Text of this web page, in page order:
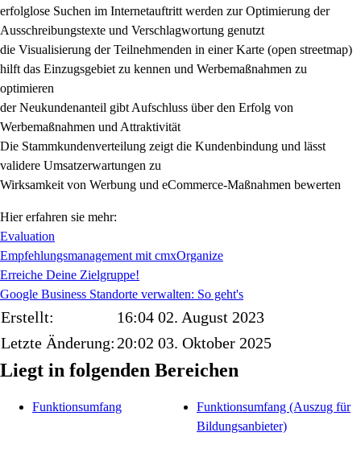
erfolglose Suchen im Internetauftritt werden zur Optimierung der
Ausschreibungstexte und Verschlagwortung genutzt
die Visualisierung der Teilnehmenden in einer Karte (open streetmap)
hilft das Einzugsgebiet zu kennen und Werbemaßnahmen zu
optimieren
der Neukundenanteil gibt Aufschluss über den Erfolg von
Werbemaßnahmen und Attraktivität
Die Stammkundenverteilung zeigt die Kundenbindung und lässt
validere Umsatzerwartungen zu
Wirksamkeit von Werbung und eCommerce-Maßnahmen bewerten
Hier erfahren sie mehr:
Evaluation
Empfehlungsmanagement mit cmxOrganize
Erreiche Deine Zielgruppe!
Google Business Standorte verwalten: So geht's
Erstellt:
16:04 02. August 2023
Letzte Änderung: 20:02 03. Oktober 2025
Liegt in folgenden Bereichen
Funktionsumfang
Funktionsumfang (Auszug für
Bildungsanbieter)